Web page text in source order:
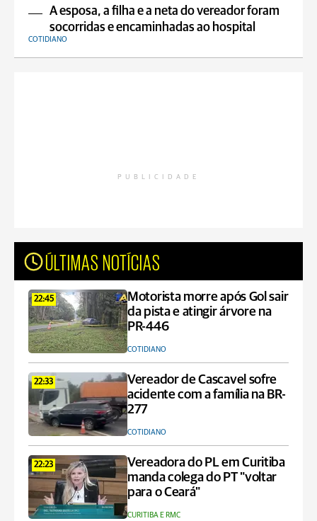
A esposa, a filha e a neta do vereador foram
socorridas e encaminhadas ao hospital
COTIDIANO
PUBLICIDADE
ÚLTIMAS NOTÍCIAS
22:45
Motorista morre após Gol sair
da pista e atingir árvore na
PR-446
COTIDIANO
22:33
Vereador de Cascavel sofre
acidente com a família na BR-
277
COTIDIANO
22:23
Vereadora do PL em Curitiba
manda colega do PT "voltar
para o Ceará"
CURITIBA E RMC